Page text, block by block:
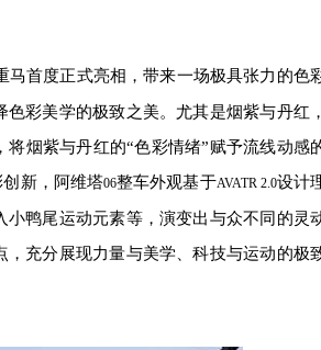
马首度正式亮相，带来一场极具张力的色
彩美学的极致之美。尤其是烟紫与丹红
烟紫与丹红的“色彩情绪”赋予流线动感
新，阿维塔06整车外观基于AVATR 2.0设计
鸭尾运动元素等，演变出与众不同的灵
充分展现力量与美学、科技与运动的极